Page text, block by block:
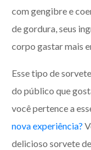
com gengibre e
de gordura, seus
corpo gastar mais
Esse tipo de
do público que
você pertence a
nova experiência?
delicioso sorvete